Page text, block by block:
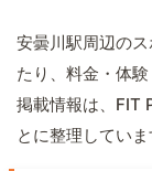
安曇川駅周辺の
たり、料金・体
掲載情報は、FIT
とに整理していま